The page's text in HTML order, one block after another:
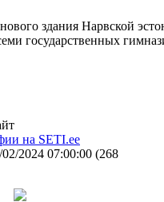
здания Нарвской
государственных
на SETI.ee
2024 07:00:00 (268